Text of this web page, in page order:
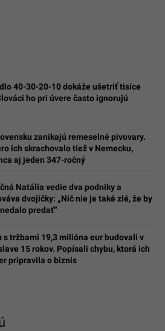
40-30-20-10 dokáže ušetriť tisíce
ho pri úvere často ignorujú
zanikajú remeselné pivovary.
ich skrachovalo tiež v Nemecku,
aj jeden 347-ročný
Natália vedie dva podniky a
dvojičky: „Nič nie je také zlé, že by
predať“
s tržbami 19,3 milióna eur budovali v
15 rokov. Popísali chybu, ktorá ich
pripravila o biznis